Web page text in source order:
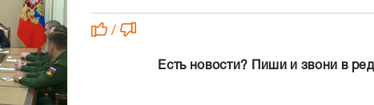
/
Есть новости? Пиши и звони в